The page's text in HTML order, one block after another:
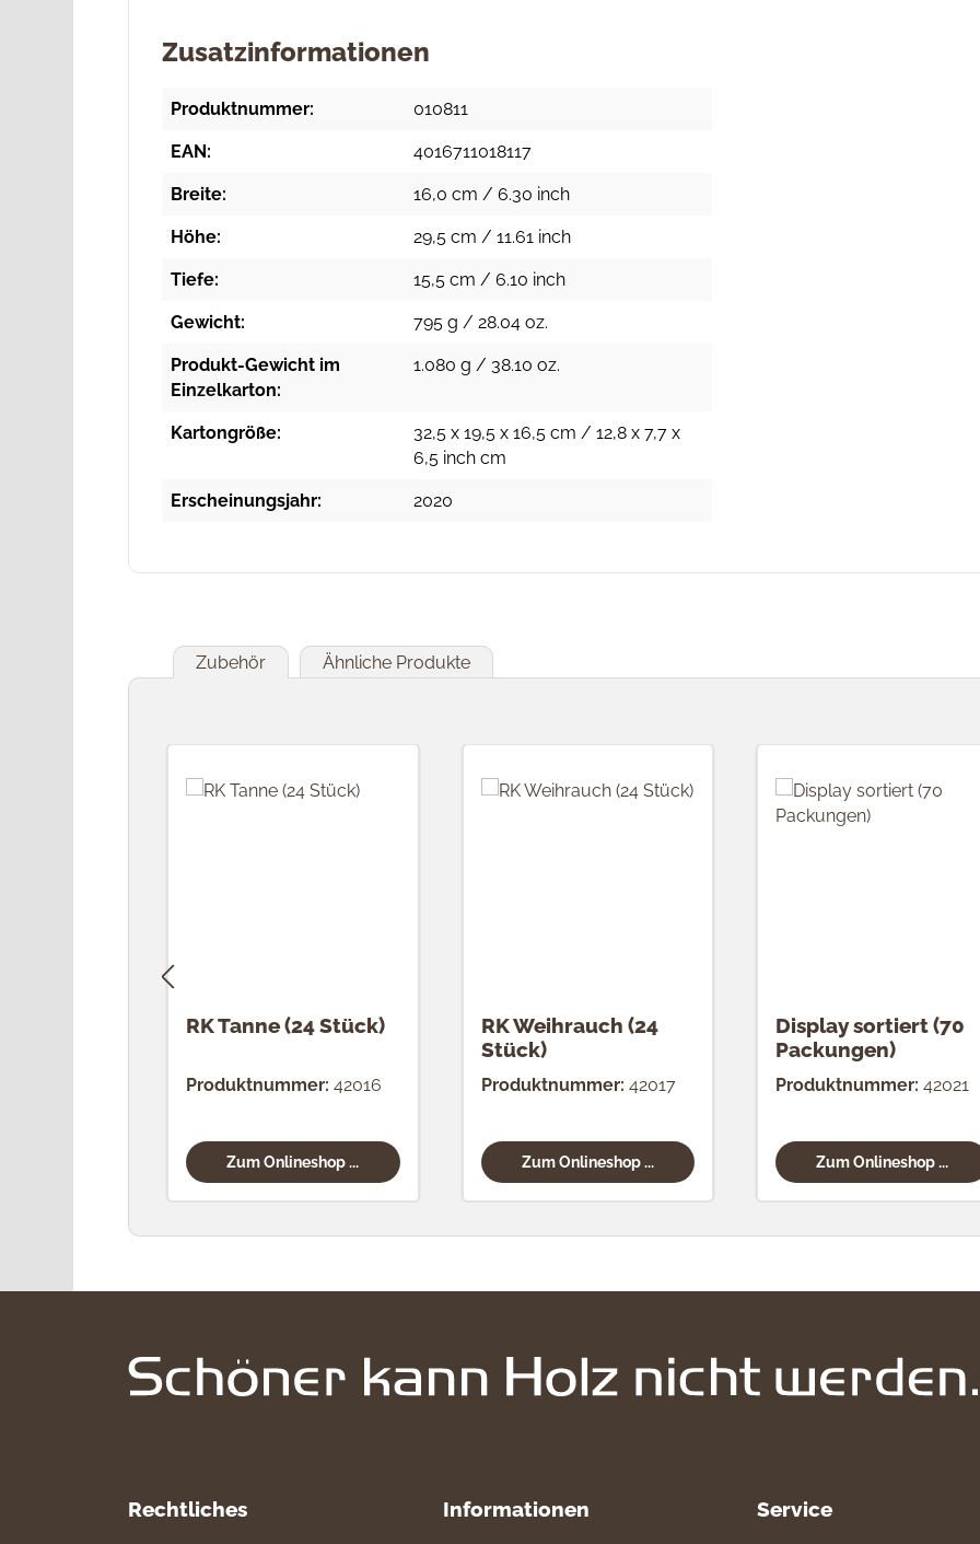
Zusatzinformationen
Produktnummer: 010811
EAN: 4016711018117
Breite: 16,0 cm / 6.30 inch
Höhe: 29,5 cm / 11.61 inch
Tiefe: 15,5 cm / 6.10 inch
Gewicht: 795 g / 28.04 oz.
Produkt-Gewicht im
Einzelkarton:
1.080 g / 38.10 oz.
Kartongröße:
32,5 x 19,5 x 16,5 cm / 12,8 x 7,7 x
6,5 inch cm
Erscheinungsjahr: 2020
Zubehör Ähnliche Produkte
RK Tanne (24 Stück)
Produktnummer: 42016
Zum Onlineshop ...
RK Weihrauch (24
Stück)
Produktnummer: 42017
Zum Onlineshop ...
Display sortiert (70
Packungen)
Produktnummer: 42021
Zum Onlineshop ...
Rechtliches Informationen Service